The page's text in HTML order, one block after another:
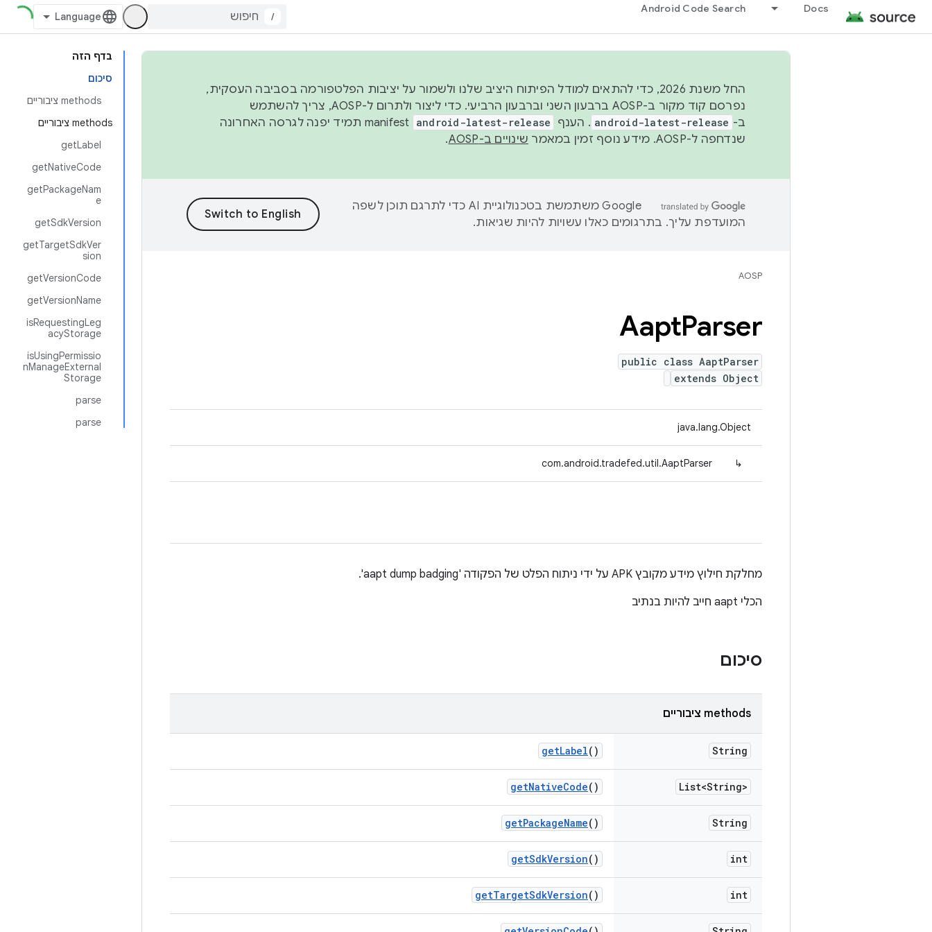
Docs
Android Code Search
/
בדף הזה
סיכום
‫methods ציבוריים
‫methods ציבוריים
getLabel
getNativeCode
getPackageNam
e
getSdkVersion
getTargetSdkVer
sion
getVersionCode
getVersionName
isRequestingLeg
acyStorage
isUsingPermissio
nManageExternal
Storage
parse
parse
החל משנת 2026, כדי להתאים למודל הפיתוח היציב שלנו ולשמור על יציבות הפלטפורמה בסביבה העסקית,
נפרסם קוד מקור ב-AOSP ברבעון השני וברבעון הרביעי. כדי ליצור ולתרום ל-AOSP, צריך להשתמש
ב- android-latest-release . הענף android-latest-release
manifest תמיד יפנה לגרסה האחרונה
שנדחפה ל-AOSP. מידע נוסף זמין במאמר
שינויים ב-AOSP .
‫Google משתמשת בטכנולוגיית AI כדי לתרגם תוכן לשפה
המועדפת עליך. בתרגומים כאלו עשויות להיות שגיאות.
AOSP
AaptParser
public class AaptParser
extends Object
java.lang.Object
↳
com.android.tradefed.util.AaptParser
מחלקת חילוץ מידע מקובץ APK על ידי ניתוח הפלט של הפקודה 'aapt dump badging'.
הכלי aapt חייב להיות בנתיב
סיכום
‫methods ציבוריים
String
getLabel()
List<String>
getNativeCode()
String
getPackageName()
int
getSdkVersion()
int
getTargetSdkVersion()